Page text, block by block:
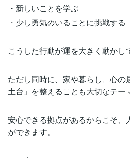
・新しいことを学ぶ
・少し勇気のいることに挑戦する
こうした行動が運を大きく動かし
ただし同時に、家や暮らし、心の
土台」を整えることも大切なテー
安心できる拠点があるからこそ、
ができます。